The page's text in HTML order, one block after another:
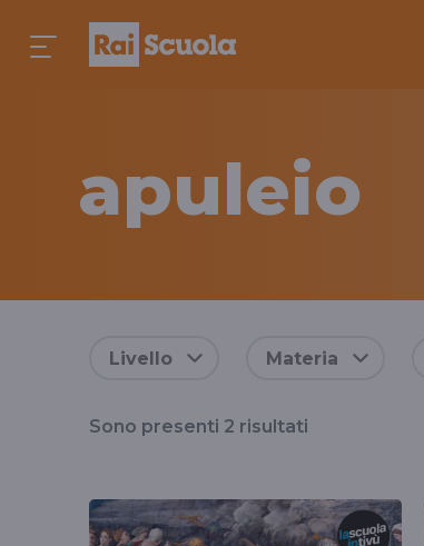
apuleio
tag
Livello Materia
Sono presenti 2 risultati